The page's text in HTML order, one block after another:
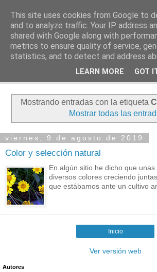
PASEANTE
Blog personal de Emilio Valadé del Río
Mostrando entradas con la etiqueta
Mostrar todas las
viernes, 9 de agosto de 2019
Color y selección natural
En algún sitio he dicho que unas
diversos colores creciendo
que estábamos ante un cultivo
Inicio
Ver versión web
Autores
This site uses cookies from Google to
and to analyze traffic. Your IP address
shared with Google along with
metrics to ensure quality of service,
statistics, and to detect and address
LEARN MORE GOT